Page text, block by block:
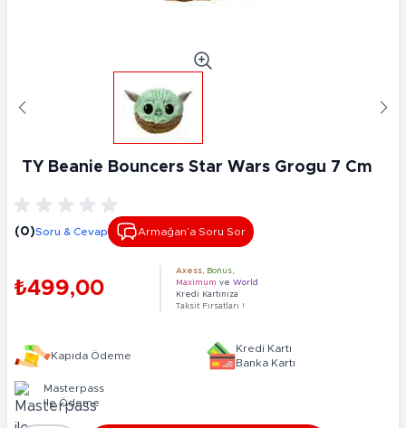
TY Beanie Bouncers Star Wars Grogu 7 Cm
(0)Soru & Cevap Armağan’a Soru Sor
₺499,00
Axess Bonus
Maximum ve World
Kredi Kartınıza
Taksit Fırsatları !
Kapıda Ödeme
Kredi Kartı
Banka Kartı
Masterpass
ile Ödeme